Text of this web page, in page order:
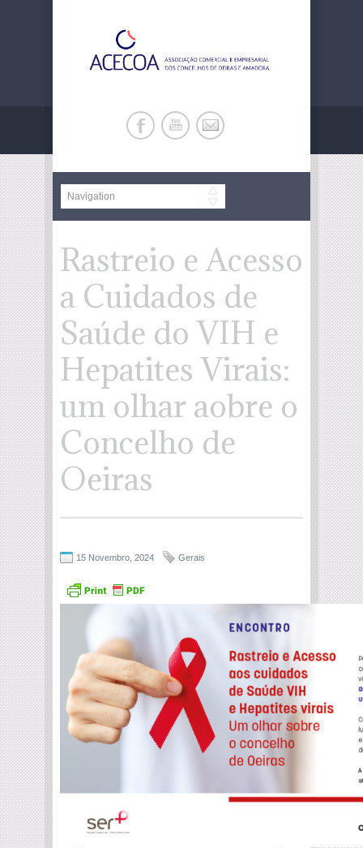
Rastreio e Acesso
a Cuidados de
Saúde do VIH e
Hepatites Virais:
um olhar aobre o
Concelho de
Oeiras
15 Novembro, 2024 Gerais